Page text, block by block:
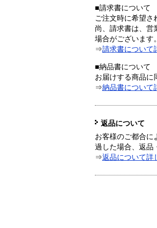
■請求書について
ご注文時に希望さ
尚、請求書は、営
場合がございます。
⇒請求書について
■納品書について
お届けする商品に
⇒納品書について
返品について
お客様のご都合に
過した場合、返品
⇒返品について詳